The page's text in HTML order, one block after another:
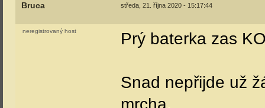
Bruca středa, 21. října 2020 - 15:17:44
neregistrovaný host Prý baterka zas
Snad nepřijde už
mrcha.